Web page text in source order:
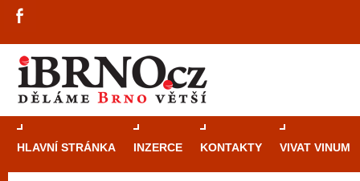
HLAVNÍ STRÁNKA INZERCE KONTAKTY VIVAT VINUM